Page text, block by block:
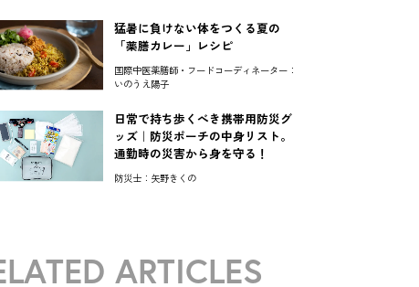
猛暑に負けない体をつくる夏の
「薬膳カレー」レシピ
国際中医薬膳師・フードコーディネーター：
いのうえ陽子
日常で持ち歩くべき携帯用防災グ
ッズ｜防災ポーチの中身リスト。
通勤時の災害から身を守る！
防災士：矢野きくの
ARTICLES